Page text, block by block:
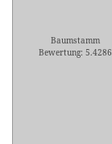
Baumstamm
Bewertung: 5.4286